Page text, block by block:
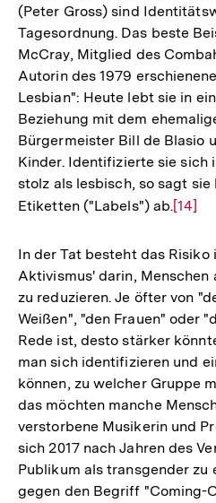
(Peter Gross) sind
Tagesordnung. Das beste
McCray, Mitglied des
Autorin des 1979
Lesbian": Heute lebt sie in
Beziehung mit dem
Bürgermeister Bill de Blasio
Kinder. Identifizierte sie sich
stolz als lesbisch, so sagt sie
Etiketten ("Labels") ab.Zur
der
[14]
In der Tat besteht das
Aktivismus' darin,
zu reduzieren. Je öfter von
Weißen", "den Frauen" oder
Rede ist, desto stärker
man sich identifizieren und
können, zu welcher Gruppe
das möchten manche
verstorbene Musikerin und
sich 2017 nach Jahren des
Publikum als transgender zu
gegen den Begriff "Coming-